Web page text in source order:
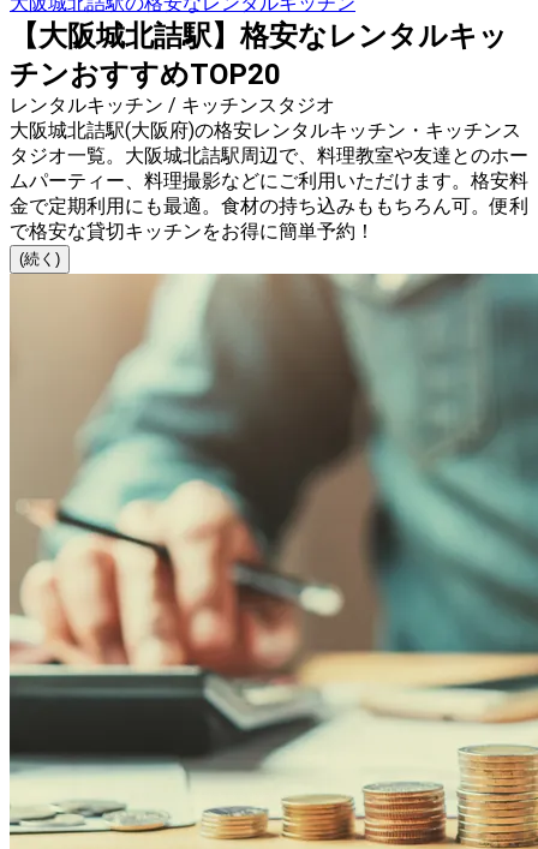
【大阪城北詰駅】格安なレンタルキッ
チンおすすめTOP20
レンタルキッチン / キッチンスタジオ
大阪城北詰駅(大阪府)の格安レンタルキッチン・キッチンス
タジオ一覧。大阪城北詰駅周辺で、料理教室や友達とのホー
ムパーティー、料理撮影などにご利用いただけます。格安料
金で定期利用にも最適。食材の持ち込みももちろん可。便利
で格安な貸切キッチンをお得に簡単予約！
(続く)